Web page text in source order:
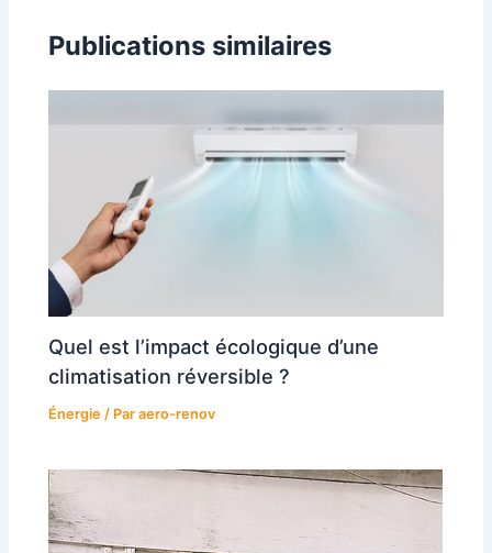
Publications similaires
Quel est l’impact écologique d’une
climatisation réversible ?
Énergie / Paraero-renov